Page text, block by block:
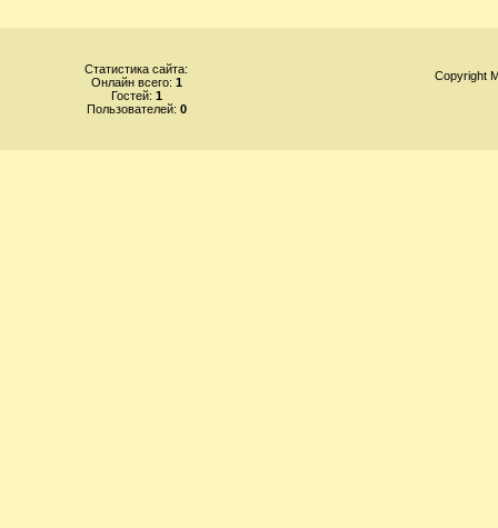
Статистика сайта:
Онлайн всего: 1
Гостей: 1
Пользователей: 0
Copyright